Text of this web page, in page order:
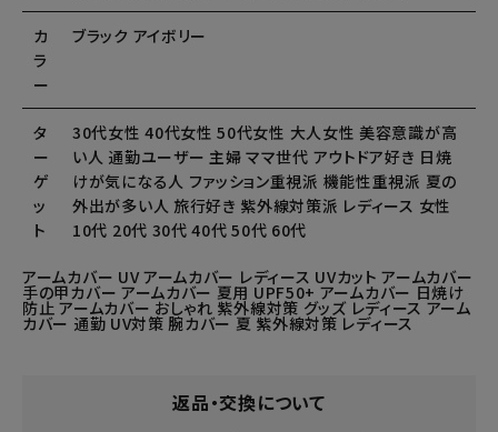
カ
ラ
ー
ブラック アイボリー
タ
ー
ゲ
ッ
ト
30代女性 40代女性 50代女性 大人女性 美容意識が高
い人 通勤ユーザー 主婦 ママ世代 アウトドア好き 日焼
けが気になる人 ファッション重視派 機能性重視派 夏の
外出が多い人 旅行好き 紫外線対策派 レディース 女性
10代 20代 30代 40代 50代 60代
アームカバー UV アームカバー レディース UVカット アームカバー
手の甲カバー アームカバー 夏用 UPF50+ アームカバー 日焼け
防止 アームカバー おしゃれ 紫外線対策 グッズ レディース アーム
カバー 通勤 UV対策 腕カバー 夏 紫外線対策 レディース
返品・交換について